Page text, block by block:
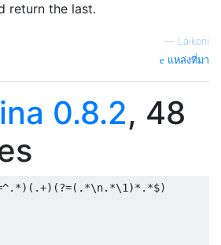
return the last.
— Laikoni
แหล่งที่มา
0.8.2, 48